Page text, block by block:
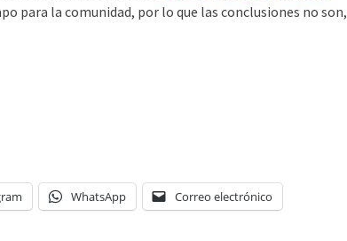
para la comunidad, por lo que las conclusiones no son,
WhatsApp Correo electrónico